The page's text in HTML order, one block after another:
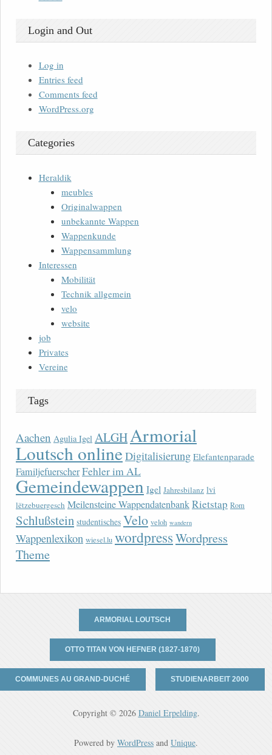
Login and Out
Log in
Entries feed
Comments feed
WordPress.org
Categories
Heraldik
meubles
Originalwappen
unbekannte Wappen
Wappenkunde
Wappensammlung
Interessen
Mobilität
Technik allgemein
velo
website
job
Privates
Vereine
Tags
Aachen Agulia Igel ALGHArmorial
Loutsch onlineDigitalisierung Elefantenparade
FamiljefuerscherFehler im AL
Gemeindewappen Igel Jahresbilanz lvi
lëtzebuergesch Meilensteine WappendatenbankRietstap Rom
Schlußstein studentisches Velo veloh wandern
Wappenlexikon wiesel.lu wordpressWordpress
Theme
ARMORIAL LOUTSCH
OTTO TITAN VON HEFNER (1827-1870)
COMMUNES AU GRAND-DUCHÉ STUDIENARBEIT 2000
Copyright © 2026 Daniel Erpelding.
Powered by WordPress and Unique.